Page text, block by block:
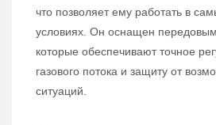
что позволяет ему работать в
условиях. Он оснащен
которые обеспечивают точное
газового потока и защиту от
ситуаций.